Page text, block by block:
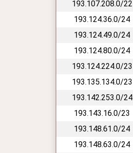
193.107.208.0/22
193.124.36.0/24
193.124.49.0/24
193.124.80.0/24
193.124.224.0/23
193.135.134.0/23
193.142.253.0/24
193.143.16.0/23
193.148.61.0/24
193.148.63.0/24